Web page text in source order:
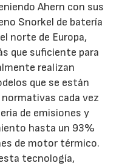
Ahern con sus
Snorkel de batería
norte de Europa,
que suficiente para
realizan
que se están
cada vez
de emisiones y
hasta un 93%
de motor térmico.
tecnología,